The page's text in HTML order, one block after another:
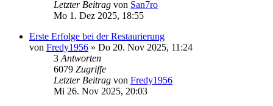
Letzter Beitrag von San7ro
Mo 1. Dez 2025, 18:55
Erste Erfolge bei der Restaurierung
von Fredy1956 » Do 20. Nov 2025, 11:24
3Antworten
6079 Zugriffe
Letzter Beitrag von Fredy1956
Mi 26. Nov 2025, 20:03